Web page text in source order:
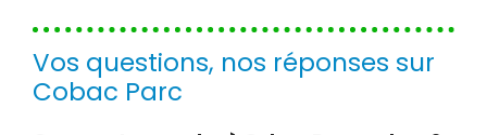
Vos questions, nos réponses sur
Cobac Parc